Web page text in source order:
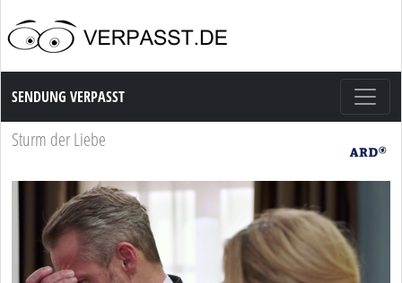
Sendung Verpasst
SENDUNG VERPASST
Sturm der Liebe